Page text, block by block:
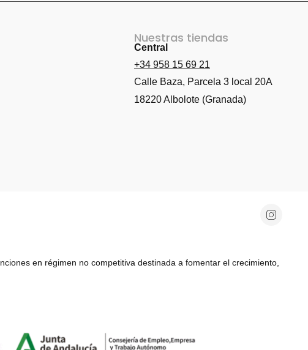
Nuestras tiendas
Central
+34 958 15 69 21
Calle Baza, Parcela 3 local 20A
18220 Albolote (Granada)
en régimen no competitiva destinada a fomentar el crecimiento,